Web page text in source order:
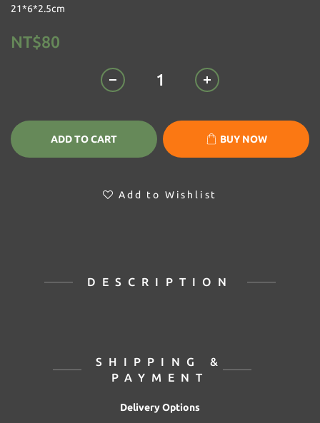
21*6*2.5cm
NT$80
ADD TO CART BUY NOW
Add to Wishlist
DESCRIPTION
SHIPPING &
PAYMENT
Delivery Options